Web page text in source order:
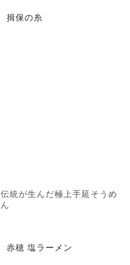
揖保の糸
伝統が生んだ極上手延そうめ
ん
赤穂 塩ラーメン